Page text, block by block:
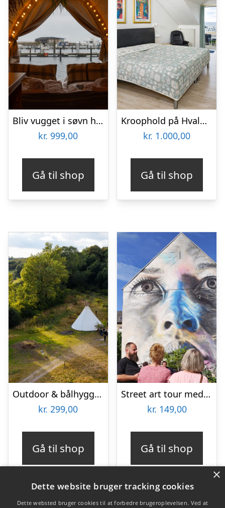
Bliv vugget i søvn hos Boathouses for 2 personer
kr. 999,00
Gå til shop
Kroophold på Hvalpsund Færgekro
kr. 1.000,00
Gå til shop
Outdoor & bålhygge i lavvu med SeaRangers
kr. 299,00
Gå til shop
Street art tour med Aalborg Tours
kr. 149,00
Gå til shop
×
Dette website bruger tracking cookies
Dette websted bruger cookies til at forbedre brugeroplevelsen. Ved at